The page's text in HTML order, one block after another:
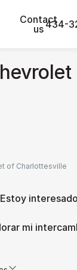
Contact
us434-
of Charlottesville
Estoy interesado
mi